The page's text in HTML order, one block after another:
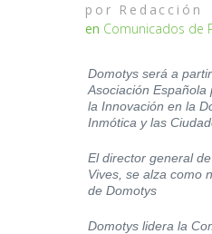
por Redacción
en Comunicados de
Domotys será a
Asociación Española
la Innovación en la
Inmótica y las
El director general
Vives, se alza como
de Domotys
Domotys lidera la